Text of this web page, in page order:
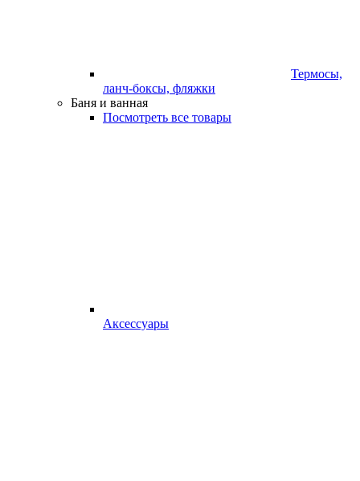
Термосы,
ланч-боксы, фляжки
Баня и ванная
Посмотреть все товары
Аксессуары